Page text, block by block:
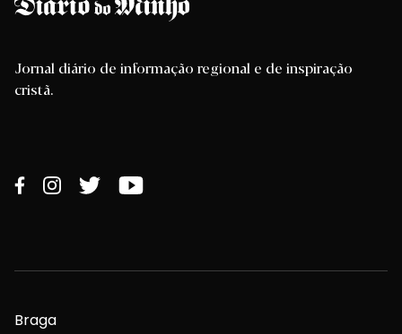
Jornal diário de informação regional e de inspiração
cristã.
Braga